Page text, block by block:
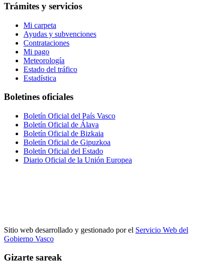
Trámites y servicios
Mi carpeta
Ayudas y subvenciones
Contrataciones
Mi pago
Meteorología
Estado del tráfico
Estadística
Boletines oficiales
Boletín Oficial del País Vasco
Boletín Oficial de Álava
Boletín Oficial de Bizkaia
Boletín Oficial de Gipuzkoa
Boletín Oficial del Estado
Diario Oficial de la Unión Europea
Sitio web desarrollado y gestionado por el Servicio Web del
Gobierno Vasco
Gizarte sareak